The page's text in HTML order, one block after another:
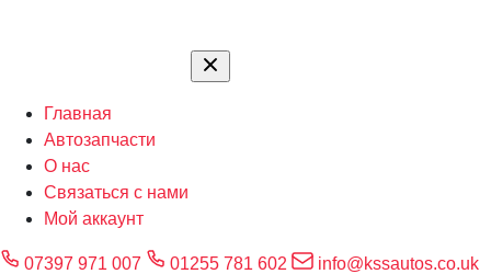
Главная
Автозапчасти
О нас
Связаться с нами
Мой аккаунт
07397 971 007 01255 781 602
info@kssautos.co.uk